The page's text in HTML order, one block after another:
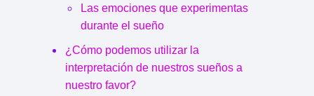
Las emociones que experimentas
durante el sueño
¿Cómo podemos utilizar la
interpretación de nuestros sueños a
nuestro favor?